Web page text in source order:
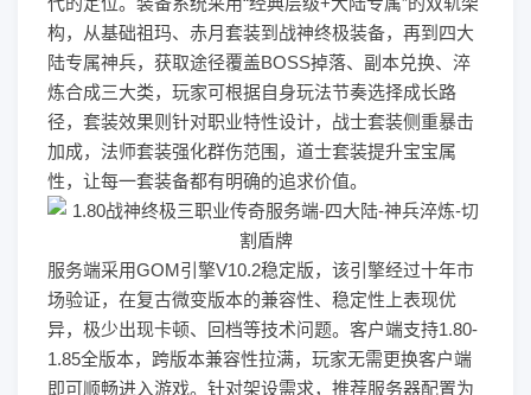
构，从基础祖玛、赤月套装到战神终极装备，再到四大
陆专属神兵，获取途径覆盖BOSS掉落、副本兑换、淬
炼合成三大类，玩家可根据自身玩法节奏选择成长路
径，套装效果则针对职业特性设计，战士套装侧重暴击
加成，法师套装强化群伤范围，道士套装提升宝宝属
性，让每一套装备都有明确的追求价值。
服务端采用GOM引擎V10.2稳定版，该引擎经过十年市
场验证，在复古微变版本的兼容性、稳定性上表现优
异，极少出现卡顿、回档等技术问题。客户端支持1.80-
1.85全版本，跨版本兼容性拉满，玩家无需更换客户端
即可顺畅进入游戏。针对架设需求，推荐服务器配置为